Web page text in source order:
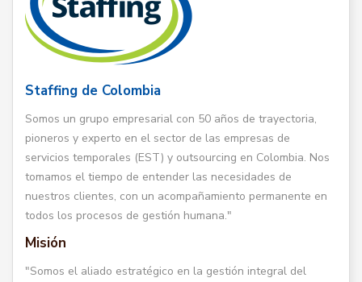
Staffing de Colombia
Somos un grupo empresarial con 50 años de trayectoria,
pioneros y experto en el sector de las empresas de
servicios temporales (EST) y outsourcing en Colombia. Nos
tomamos el tiempo de entender las necesidades de
nuestros clientes, con un acompañamiento permanente en
todos los procesos de gestión humana."
Misión
"Somos el aliado estratégico en la gestión integral del